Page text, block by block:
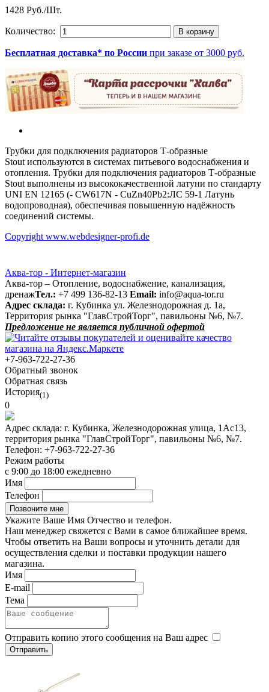
1428 Руб./Шт.
Количество:
Бесплатная доставка* по России при заказе от 3000 руб.
Трубки для подключения радиаторов Т-образные
Stout используются в системах питьевого водоснабжения и
отопления. Трубки для подключения радиаторов Т-образные
Stout выполнены из высококачественной латуни по стандарту
UNI EN 12165 (- CW617N - CuZn40Pb2:ЛС 59-1 Латунь
водопроводная), обеспечивая повышенную надёжность
соединений системы.
Copyright www.webdesigner-profi.de
Аква-тор - Интернет-магазин
Аква-тор – Отопление, водоснабжение, канализация,
дренажТел.: +7 499 136-82-13 Email: info@aqua-tor.ru
Адрес склада: г. Кубинка ул. Железнодорожная д. 1а,
Территория рынка "ГлавСтройТорг", павильоны №6, №7.
Предложение не является публичной офертой
+7-963-722-27-36
Обратный звонок
Обратная связь
История(1)
0
Адрес склада: г. Кубинка, Железнодорожная улица, 1Ас13,
территория рынка "ГлавСтройТорг", павильоны №6, №7.
Телефон: +7-963-722-27-36
Режим работы
с 9:00 до 18:00 ежедневно
Имя
Телефон
Укажите Ваше Имя Отчество и телефон.
Наш менеджер свяжется с Вами в самое ближайшее время.
Чтобы ответить на Ваши вопросы и уточнить детали для
осуществления сделки и поставки продукции нашего
магазина.
Имя
E-mail
Тема
Отправить копию этого сообщения на Ваш адрес